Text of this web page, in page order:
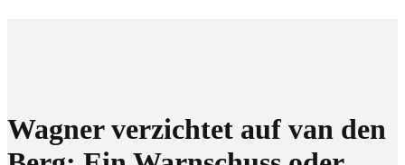
Wagner verzichtet auf van den